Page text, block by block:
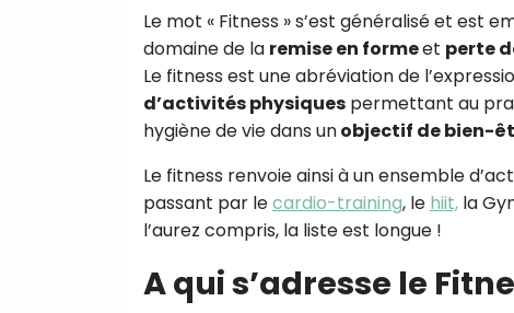
Le mot « Fitness » s’est généralisé et est
domaine de la remise en formeet perte
Le fitness est une abréviation de
d’activités physiques permettant au
hygiène de vie dans unobjectif de bien-
Le fitness renvoie ainsi à un ensemble
passant par lecardio-training, le hiit, la
l’aurez compris, la liste est longue !
A qui s’adresse le